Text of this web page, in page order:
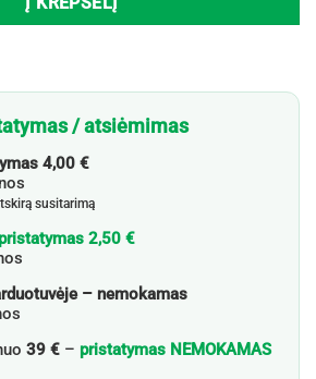
/ atsiėmimas
4,00 €
susitarimą
pristatymas 2,50 €
– nemokamas
39 € – pristatymas NEMOKAMAS